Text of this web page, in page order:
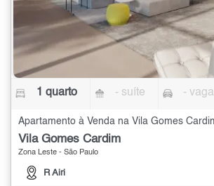
1 quarto - suíte - vaga
Vila Gomes Cardim
Zona Leste - São Paulo
R Airi